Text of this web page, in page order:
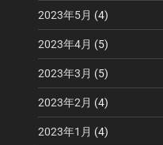
2023年5月 (4)
2023年4月 (5)
2023年3月 (5)
2023年2月 (4)
2023年1月 (4)